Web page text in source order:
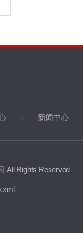
新闻中心
All Rights Reserved